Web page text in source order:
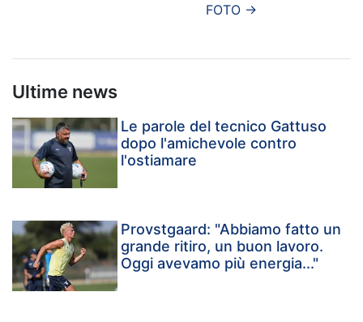
FOTO →
Ultime news
Le parole del tecnico Gattuso
dopo l'amichevole contro
l'ostiamare
Provstgaard: "Abbiamo fatto un
grande ritiro, un buon lavoro.
Oggi avevamo più energia..."